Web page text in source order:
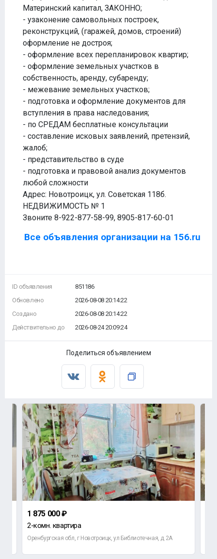
Материнский капитал, ЗАКОННО;
- узаконение самовольных построек,
реконструкций, (гаражей, домов, строений)
оформление не достроя;
- оформление всех перепланировок квартир;
- оформление земельных участков в
собственность, аренду, субаренду;
- межевание земельных участков;
- подготовка и оформление документов для
вступления в права наследования;
- по СРЕДАМ бесплатные консультации
- составление исковых заявлений, претензий,
жалоб;
- представительство в суде
- подготовка и правовой анализ документов
любой сложности
Адрес: Новотроицк, ул. Советская 118б.
НЕДВИЖИМОСТЬ № 1
Звоните 8-922-877-58-99, 8905-817-60-01
Все объявления организации на 156.ru
ID объявления
Обновлено
Создано
Действительно до
851186
2026-08-08 20:14:22
2026-08-08 20:14:22
2026-08-24 20:09:24
Поделиться объявлением
1 875 000 ₽
2-комн. квартира
Оренбургская обл, г Новотроицк, ул Библиотечная, д 2А